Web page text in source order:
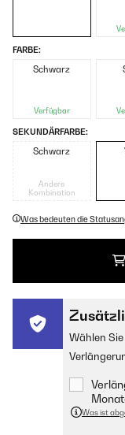
FARBE:
Schwarz
Verfügbar
SEKUNDÄRFARBE:
Schwarz
Andere
Kombination
Was bedeuten die
Wählen
Was ist